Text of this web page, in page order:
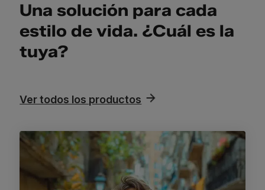
Una solución para cada
estilo de vida. ¿Cuál es la
tuya?
Ver todos los productos